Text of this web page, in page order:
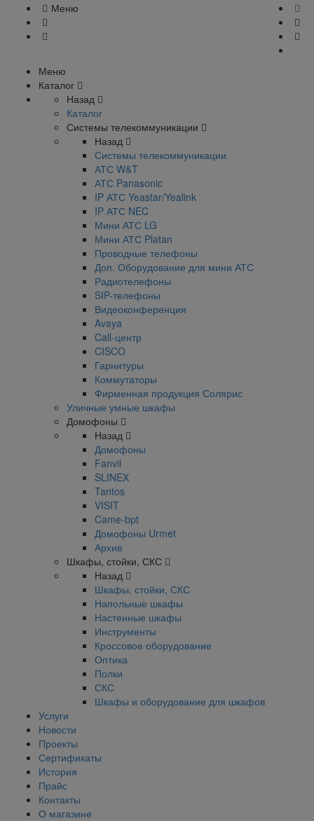
Меню
Меню
Каталог
Назад
Каталог
Системы телекоммуникации
Назад
Системы телекоммуникации
АТС W&T
АТС Panasonic
IP АТС Yeastar/Yealink
IP АТС NEC
Мини АТС LG
Мини АТС Platan
Проводные телефоны
Доп. Оборудование для мини АТС
Радиотелефоны
SIP-телефоны
Видеоконференция
Avaya
Call-центр
CISCO
Гарнитуры
Коммутаторы
Фирменная продукция Солярис
Уличные умные шкафы
Домофоны
Назад
Домофоны
Fanvil
SLINEX
Tantos
VISIT
Came-bpt
Домофоны Urmet
Архив
Шкафы, стойки, СКС
Назад
Шкафы, стойки, СКС
Напольные шкафы
Настенные шкафы
Инструменты
Кроссовое оборудование
Оптика
Полки
СКС
Шкафы и оборудование для шкафов
Услуги
Новости
Проекты
Сертификаты
История
Прайс
Контакты
О магазине